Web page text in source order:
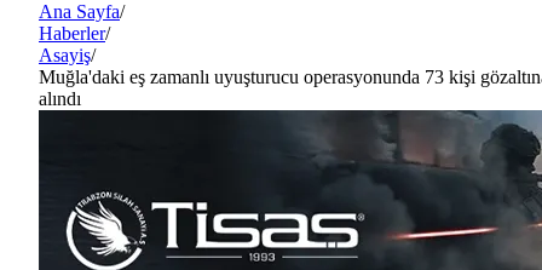
Ana Sayfa/
Haberler/
Asayiş/
Muğla'daki eş zamanlı uyuşturucu operasyonunda 73 kişi
alındı